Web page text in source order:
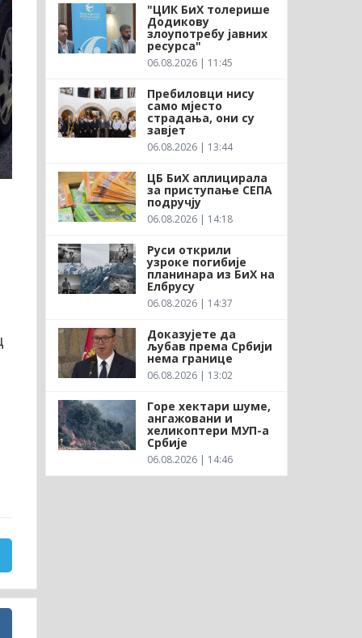
"ЦИК БиХ толерише
Додикову
злоупотребу јавних
ресурса"
06.08.2026 | 11:45
Пребиловци нису
само мјесто
страдања, они су
завјет
06.08.2026 | 13:44
ЦБ БиХ аплицирала
за приступање СЕПА
подручју
06.08.2026 | 14:18
Руси открили
узроке погибије
планинара из БиХ на
Елбрусу
06.08.2026 | 14:37
Доказујете да
љубав према Србији
нема границе
06.08.2026 | 13:02
Горе хектари шуме,
ангажовани и
хеликоптери МУП-а
Србије
06.08.2026 | 14:46